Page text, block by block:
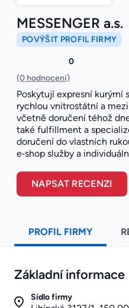
MESSENGER a.s.
POVÝŠIT PROFIL FIRMY
0
(0 hodnocení)
Poskytují expresní kurýrní
rychlou vnitrostátní a
včetně doručení téhož
také fulfillment a
doručení do vlastních
e‑shop služby a
NAPSAT RECENZI
PROFIL FIRMY
Základní informace
Sídlo firmy